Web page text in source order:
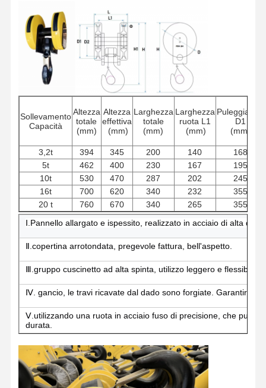
Sollevamento
Capacità
Altezza
totale
(mm)
Altezza
effettiva
(mm)
Larghezza
totale
(mm)
Larghezza
ruota L1
(mm)
PuleggiaDia.
D1
(mm)
3,2t 394 345 200 140
168
5t
462 400 230 167
195
10t
530 470 287 202
245
16t
700 620 340 232
355
20 t
760 670 340 265
355
Ⅰ.Pannello allargato e ispessito, realizzato in acciaio di alta
Ⅱ.copertina arrotondata, pregevole fattura, bell'aspetto.
Ⅲ.gruppo cuscinetto ad alta spinta, utilizzo leggero e flessibile.
Ⅳ. gancio, le travi ricavate dal dado sono forgiate. Garantire
Ⅴ.utilizzando una ruota in acciaio fuso di precisione, che può
durata.